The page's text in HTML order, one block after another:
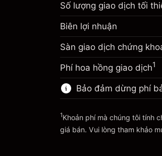
Biên lợi nhuận.
bạn
Điều chỉnh phí tài
đêm
Phí được tính trên toàn
vị thế.
Quy mô giao dịch với
Tiền từ đòn bẩy ~ $
Đi đến nền tảng
Biên lợi nhuận.
bạn
Điều chỉnh phí tài
đêm
Phí được tính trên toàn
vị thế.
Tiền từ đòn bẩy ~ $
Số lượng giao dịch tối
Biên lợi nhuận
Sàn giao dịch chứng
Phí hoa hồng giao dịch1
Bảo đảm dừng phí
1Khoản phí mà chúng tôi tính
giá bán. Vui lòng tham khảo